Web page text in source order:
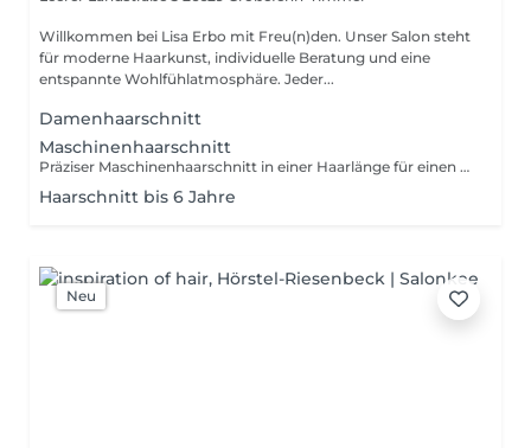
Willkommen bei Lisa Erbo mit Freu(n)den. Unser Salon steht
für moderne Haarkunst, individuelle Beratung und eine
entspannte Wohlfühlatmosphäre. Jeder...
Damenhaarschnitt
Maschinenhaarschnitt
Präziser Maschinenhaarschnitt in einer Haarlänge für einen sauberen und gepflegten Look. Ideal für klassische Kurzhaarfrisuren.
Haarschnitt bis 6 Jahre
Neu